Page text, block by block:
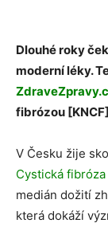
Dlouhé roky
moderní léky.
fibrózou
V Česku žije
Cystická fibróza
medián dožití
která dokáží